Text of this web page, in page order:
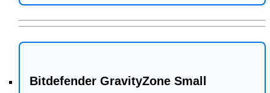
Bitdefender GravityZone Small